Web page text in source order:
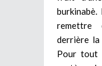
remettre
derrière
Pour tout